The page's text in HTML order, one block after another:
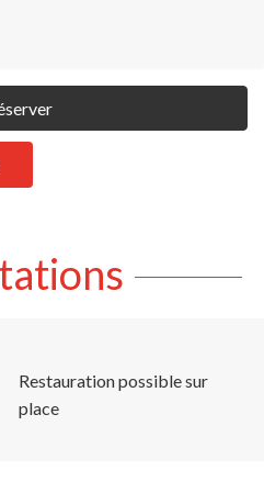
Restauration possible sur
place